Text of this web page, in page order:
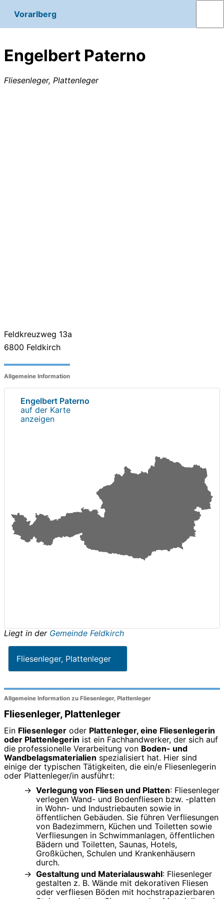
Vorarlberg
Engelbert Paterno
Fliesenleger, Plattenleger
Feldkreuzweg 13a
6800 Feldkirch
Allgemeine Information
Engelbert Paterno
auf der Karte
anzeigen
Liegt in der Gemeinde Feldkirch
Fliesenleger, Plattenleger
Allgemeine Information zu Fliesenleger, Plattenleger
Fliesenleger, Plattenleger
Ein Fliesenleger oder Plattenleger, eine Fliesenlegerin
oder Plattenlegerin ist ein Fachhandwerker, der sich auf
die professionelle Verarbeitung von Boden- und
Wandbelagsmaterialien spezialisiert hat. Hier sind
einige der typischen Tätigkeiten, die ein/e Fliesenlegerin
oder Plattenleger/in ausführt:
Verlegung von Fliesen und Platten: Fliesenleger
verlegen Wand- und Bodenfliesen bzw. -platten
in Wohn- und Industriebauten sowie in
öffentlichen Gebäuden. Sie führen Verfliesungen
von Badezimmern, Küchen und Toiletten sowie
Verfliesungen in Schwimmanlagen, öffentlichen
Bädern und Toiletten, Saunas, Hotels,
Großküchen, Schulen und Krankenhäusern
durch.
Gestaltung und Materialauswahl: Fliesenleger
gestalten z. B. Wände mit dekorativen Fliesen
oder verfliesen Böden mit hochstrapazierbaren